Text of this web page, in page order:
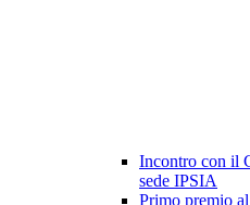
Incontro con il
sede IPSIA
Primo premio